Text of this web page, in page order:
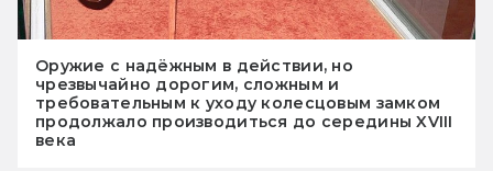
Оружие с надёжным в действии, но
чрезвычайно дорогим, сложным и
требовательным к уходу колесцовым замком
продолжало производиться до середины XVIII
века